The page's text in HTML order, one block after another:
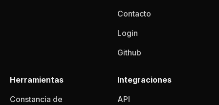
Contacto
Login
Github
Herramientas
Constancia de
Integraciones
API